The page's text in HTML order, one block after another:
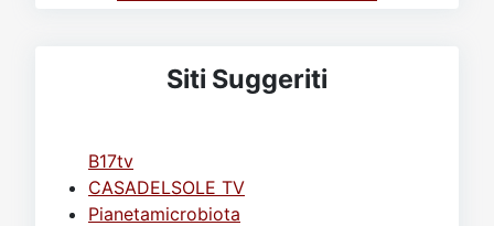
Siti Suggeriti
B17tv
CASADELSOLE TV
Pianetamicrobiota